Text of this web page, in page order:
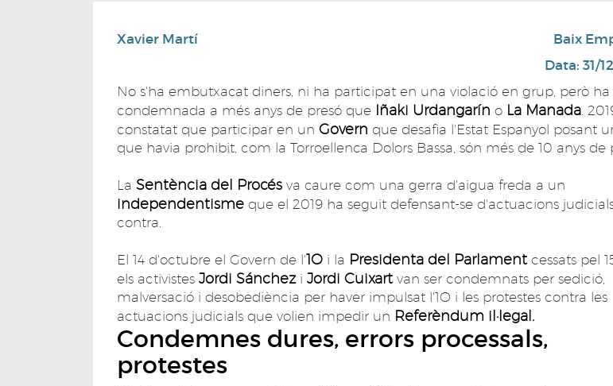
Xavier Martí
Baix
Data: 31/
No s'ha embutxacat diners, ni ha participat en una violació en grup, però ha
condemnada a més anys de presó que Iñaki Urdangarín o La Manada.
constatat que participar en un Govern que desafia l'Estat Espanyol posant
que havia prohibit, com la Torroellenca Dolors Bassa, són més de 10 anys de
La Sentència del Procés va caure com una gerra d'aigua freda a un
independentisme que el 2019 ha seguit defensant-se d'actuacions
contra.
El 14 d'octubre el Govern de l'1O i la Presidenta del Parlament cessats pel
els activistes Jordi Sánchez i Jordi Cuixart van ser condemnats per sedició,
malversació i desobediència per haver impulsat l'1O i les protestes contra les
actuacions judicials que volien impedir un Referèndum il·legal.
Condemnes dures, errors processals,
protestes